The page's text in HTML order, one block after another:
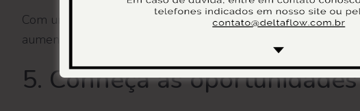
Com uma estratégia voltada para o equilíbrio do orçamento,
aumentar continuamente sua capacidade de investir.
5. Conheça as